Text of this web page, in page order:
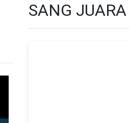
SANG JUARA